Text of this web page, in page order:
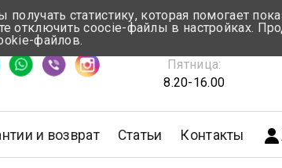
ответа ≈ 5 мин
Понедельник-Четверг:
Пятница:
8.20-16.00
и возврат Статьи Контакты
статистику, которая помогает
coocie-файлы в настройках.
файлов.